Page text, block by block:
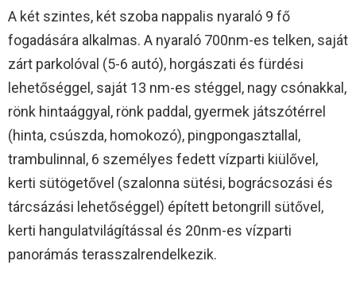
A két szintes, két szoba nappalis nyaraló 9 fő
fogadására alkalmas. A nyaraló 700nm-es telken, saját
zárt parkolóval (5-6 autó), horgászati és fürdési
lehetőséggel, saját 13 nm-es stéggel, nagy csónakkal,
rönk hintaággyal, rönk paddal, gyermek játszótérrel
(hinta, csúszda, homokozó), pingpongasztallal,
trambulinnal, 6 személyes fedett vízparti kiülővel,
kerti sütögetővel (szalonna sütési, bográcsozási és
tárcsázási lehetőséggel) épített betongrill sütővel,
kerti hangulatvilágítással és 20nm-es vízparti
panorámás terasszalrendelkezik.